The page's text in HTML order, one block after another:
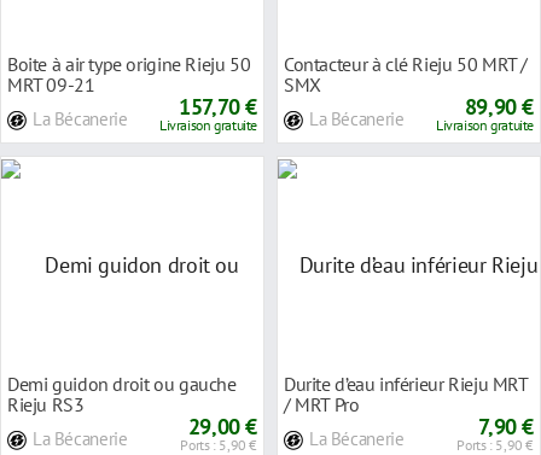
Boite à air type origine Rieju 50
MRT 09-21
La Bécanerie 157,70 €
Livraison gratuite
Contacteur à clé Rieju 50 MRT /
SMX
La Bécanerie 89,90 €
Livraison gratuite
Demi guidon droit ou gauche
Rieju RS3
La Bécanerie 29,00 €
Ports : 5,90 €
Durite d’eau inférieur Rieju MRT
/ MRT Pro
La Bécanerie 7,90 €
Ports : 5,90 €